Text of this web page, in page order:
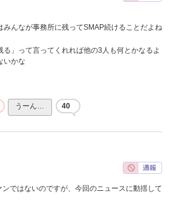
みんなが事務所に残ってSMAP続けることだよね
る」って言ってくれれば他の3人も何とかなるよ
いかな
うーん… 40
ではないのですが、今回のニュースに動揺して